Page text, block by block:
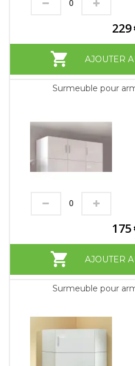
229
AJOUTER
Surmeuble pour
175
AJOUTER
Surmeuble pour